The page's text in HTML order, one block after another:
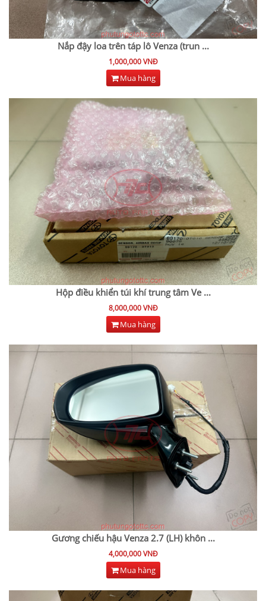
Nắp đậy loa trên táp lô Venza (trun...
1,000,000 VNĐ
Mua hàng
Hộp điều khiển túi khí trung tâm Ve...
8,000,000 VNĐ
Mua hàng
Gương chiếu hậu Venza 2.7 (LH) khôn...
4,000,000 VNĐ
Mua hàng